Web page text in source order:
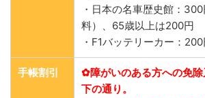
・日本の名車歴史館：
料）、65歳以上は200円
・F1バッテリーカー：
手帳割引
✿障がいのある方への免
下の通り。